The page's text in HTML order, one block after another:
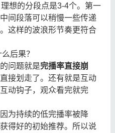
想的分段点是3-4个。第一
间段落可以稍慢一些传递
这样的波浪形节奏更符合
后果？
问题就是完播率直接崩
接划走了。还有就是互动
动钩子，观众看完就完
为持续的低完播率被降
得好的初始推荐。所以说